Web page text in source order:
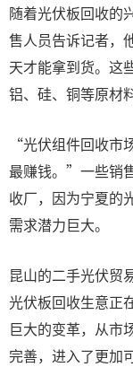
随着光伏板回收的
售人员告诉记者，
天才能拿到货。这
铝、硅、铜等原材
“光伏组件回收市
最赚钱。”一些销
收厂，因为宁夏的
需求潜力巨大。
昆山的二手光伏贸
光伏板回收生意正
巨大的变革，从市
完善，进入了更加